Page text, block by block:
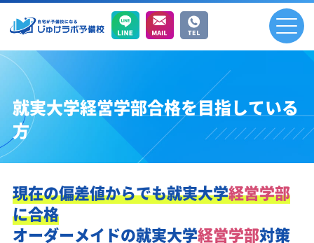
就実大学経営学部合格を目指している
方
現在の偏差値からでも就実大学経営学部
に合格
オーダーメイドの就実大学経営学部対策